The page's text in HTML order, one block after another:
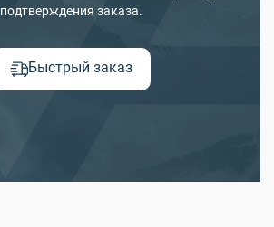
подтверждения заказа.
Быстрый заказ